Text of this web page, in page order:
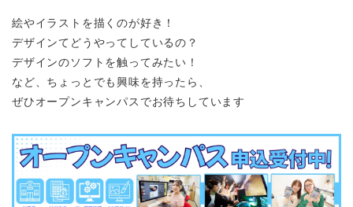
絵やイラストを描くのが好き！
デザインてどうやってしているの？
デザインのソフトを触ってみたい！
など、ちょっとでも興味を持ったら、
ぜひオープンキャンパスでお待ちしています